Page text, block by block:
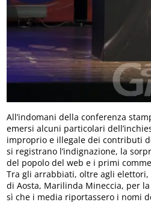
All’indomani della conferenza
emersi alcuni particolari
improprio e illegale dei contributi
si registrano l’indignazione, la
del popolo del web e i primi
Tra gli arrabbiati, oltre agli elettori,
di Aosta, Marilinda Mineccia, per
sì che i media riportassero i nomi